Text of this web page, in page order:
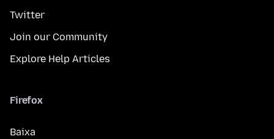
Twitter
Join our Community
Explore Help Articles
Firefox
Baixa